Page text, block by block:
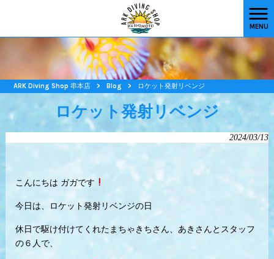
MENU
ARK Diving Shop 串本店 > Blog > ロケット発射リベンジ
ロケット発射リベンジ
2024/03/13
こんにちは ガガです
今日は、ロケット発射リベンジの日
休日で駆け付けてくれたまちゃきちさん、あきさんとスタッフ
の６人で、